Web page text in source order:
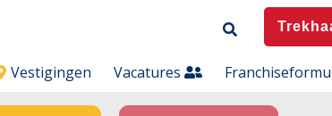
Vestigingen Vacatures